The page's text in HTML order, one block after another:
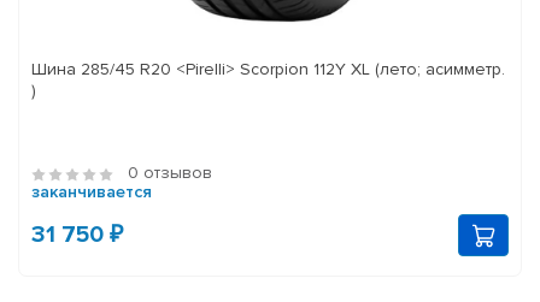
Шина 285/45 R20 <Pirelli> Scorpion 112Y XL (лето; асимметр.
)
0 отзывов
заканчивается
31 750 ₽